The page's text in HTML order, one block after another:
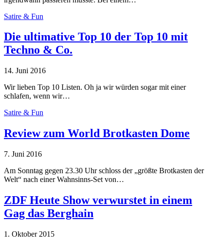
Satire & Fun
Die ultimative Top 10 der Top 10 mit
Techno & Co.
14. Juni 2016
Wir lieben Top 10 Listen. Oh ja wir würden sogar mit einer
schlafen, wenn wir…
Satire & Fun
Review zum World Brotkasten Dome
7. Juni 2016
Am Sonntag gegen 23.30 Uhr schloss der „größte Brotkasten der
Welt“ nach einer Wahnsinns-Set von…
ZDF Heute Show verwurstet in einem
Gag das Berghain
1. Oktober 2015